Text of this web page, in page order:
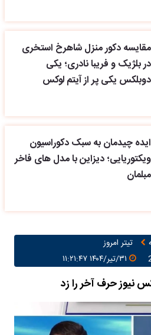
مقایسه دکور منزل شاهرخ استخری
در بلژیک و فریبا نادری؛ یکی
دوبلکس یکی پر از آیتم لوکس
ایده چیدمان به سبک دکوراسیون
ویکتوریایی؛ دیزاین با مدل های فاخر
مبلمان
تیتر امروز
نیوز حرف آخر را زد